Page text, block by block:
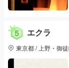
エクラ
東京都 / 上野・御